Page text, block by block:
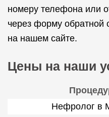
номеру телефона или
через форму обратной
на нашем сайте.
Цены на наши
Нефролог в